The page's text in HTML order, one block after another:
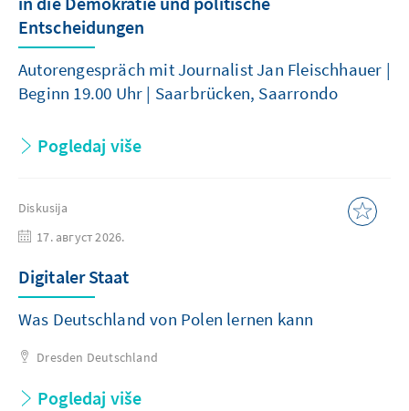
Entscheidungen
Autorengespräch mit Journalist Jan Fleischhauer |
Beginn 19.00 Uhr | Saarbrücken, Saarrondo
Pogledaj više
Diskusija
17. август 2026.
Digitaler Staat
Was Deutschland von Polen lernen kann
Dresden Deutschland
Pogledaj više